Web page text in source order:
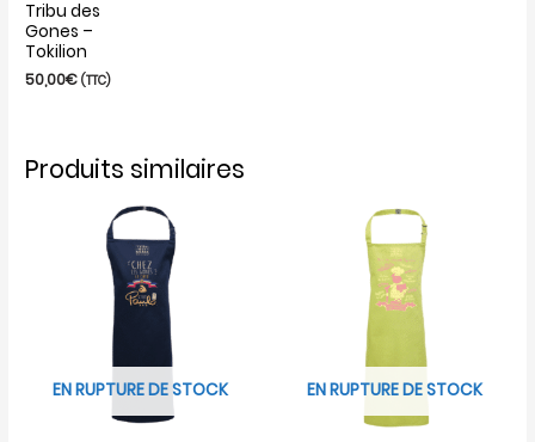
Tribu des
Gones –
Tokilion
50,00€ (TTC)
Produits similaires
EN RUPTURE DE STOCK EN RUPTURE DE STOCK